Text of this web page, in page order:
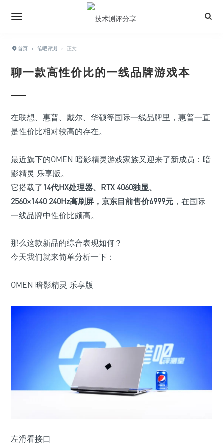
首页 › 笔吧评测 › 正文
聊一款高性价比的一线品牌游戏本
在联想、惠普、戴尔、华硕等国际一线品牌里，惠普一直
是性价比相对较高的存在。
最近旗下的OMEN 暗影精灵游戏家族又迎来了新成员：暗
影精灵 乐享版。
它搭载了 14代HX处理器、RTX 4060独显、
2560×1440 240Hz高刷屏，京东目前售价6999元 ，在国际
一线品牌中性价比颇高。
那么这款新品的综合表现如何？
今天我们就来简单分析一下：
OMEN 暗影精灵 乐享版
左滑看接口